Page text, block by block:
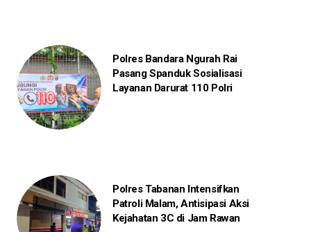
Polres Bandara Ngurah Rai
Pasang Spanduk Sosialisasi
Layanan Darurat 110 Polri
Polres Tabanan Intensifkan
Patroli Malam, Antisipasi Aksi
Kejahatan 3C di Jam Rawan